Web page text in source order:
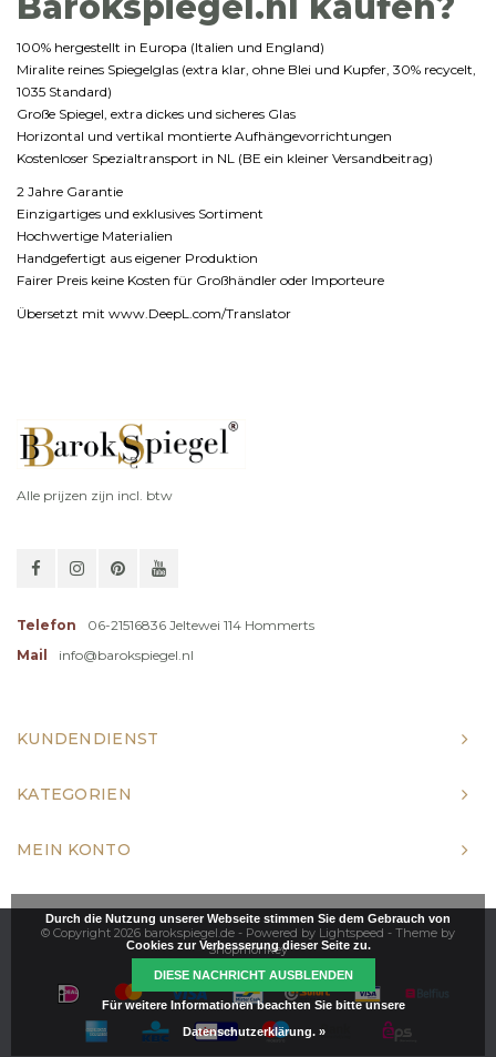
100% hergestellt in Europa (Italien und England)
Miralite reines Spiegelglas (extra klar, ohne Blei und Kupfer, 30% recycelt,
1035 Standard)
Große Spiegel, extra dickes und sicheres Glas
Horizontal und vertikal montierte Aufhängevorrichtungen
Kostenloser Spezialtransport in NL (BE ein kleiner Versandbeitrag)
2 Jahre Garantie
Einzigartiges und exklusives Sortiment
Hochwertige Materialien
Handgefertigt aus eigener Produktion
Fairer Preis keine Kosten für Großhändler oder Importeure
Übersetzt mit www.DeepL.com/Translator
Alle prijzen zijn incl. btw
Telefon
06-21516836 Jeltewei 114 Hommerts
Mail
info@barokspiegel.nl
KUNDENDIENST
KATEGORIEN
MEIN KONTO
© Copyright 2026 barokspiegel.de - Powered by Lightspeed - Theme by
Shopmonkey
Durch die Nutzung unserer Webseite stimmen Sie dem Gebrauch von
Cookies zur Verbesserung dieser Seite zu.
DIESE NACHRICHT AUSBLENDEN
Für weitere Informationen beachten Sie bitte unsere
Datenschutzerklärung. »